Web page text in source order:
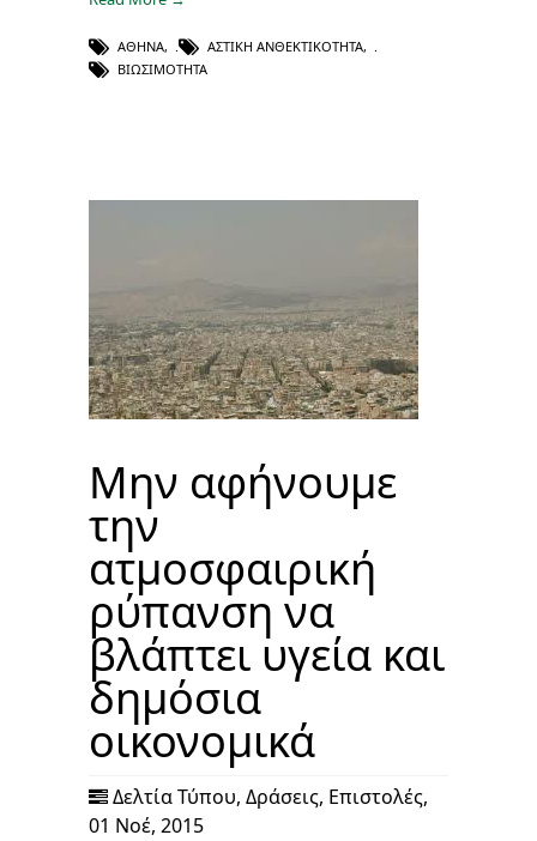
ΑΘΉΝΑ, ΑΣΤΙΚΗ ΑΝΘΕΚΤΙΚΌΤΗΤΑ,
ΒΙΩΣΙΜΌΤΗΤΑ
Μην αφήνουμε
την
ατμοσφαιρική
ρύπανση να
βλάπτει υγεία και
δημόσια
οικονομικά
Δελτία Τύπου, Δράσεις, Επιστολές,
01 Νοέ, 2015